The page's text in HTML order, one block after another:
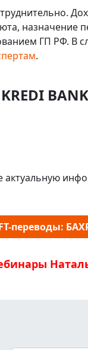
назначение
ГП РФ. В
.
актуальную
переводы: